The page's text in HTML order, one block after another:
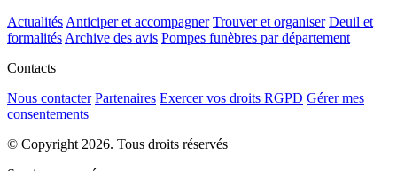
Actualités Anticiper et accompagner Trouver et organiser Deuil et
formalités Archive des avis Pompes funèbres par département
Contacts
Nous contacter Partenaires Exercer vos droits RGPD Gérer mes
consentements
© Copyright 2026. Tous droits réservés